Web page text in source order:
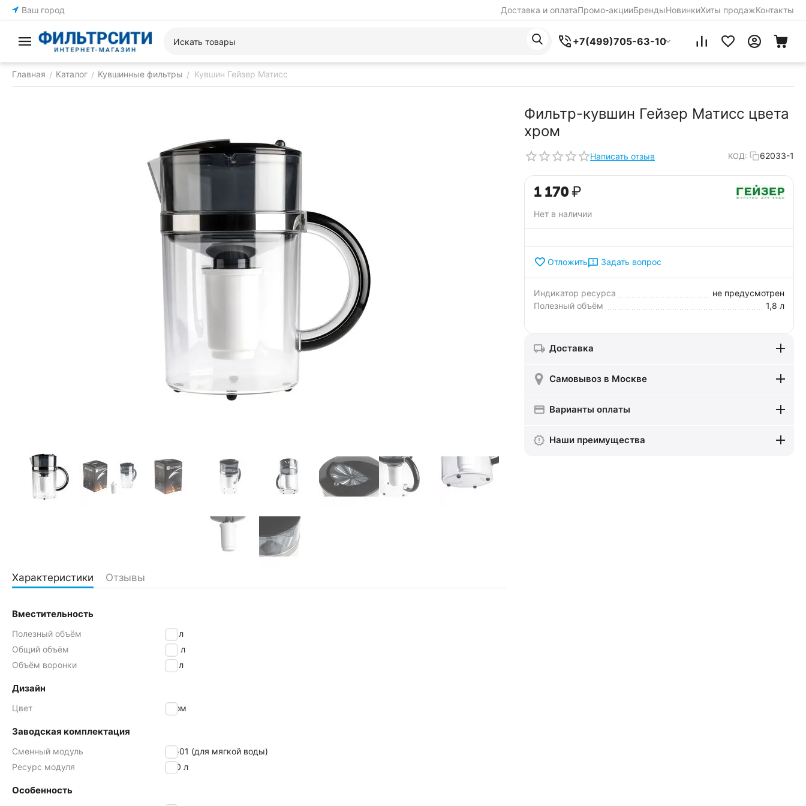
Ваш город Доставка и оплатаПромо-акцииБрендыНовинкиХиты продажКонтакты
+7(499)705-63-10
Главная / Каталог / Кувшинные фильтры / Кувшин Гейзер Матисс
Фильтр-кувшин Гейзер Матисс цвета
хром
Написать отзыв КОД: 62033-1
1 170₽
Нет в наличии
Отложить Задать вопрос
Индикатор ресурса
не предусмотрен
Полезный объём
1,8 л
Доставка
Самовывоз в Москве
Варианты оплаты
Наши преимущества
Характеристики Отзывы
Вместительность
Полезный объём
1,8 л
Общий объём
4,0 л
Объём воронки
1,5 л
Дизайн
Цвет хром
Заводская комплектация
Сменный модуль
№501 (для мягкой воды)
Ресурс модуля
350 л
Особенность